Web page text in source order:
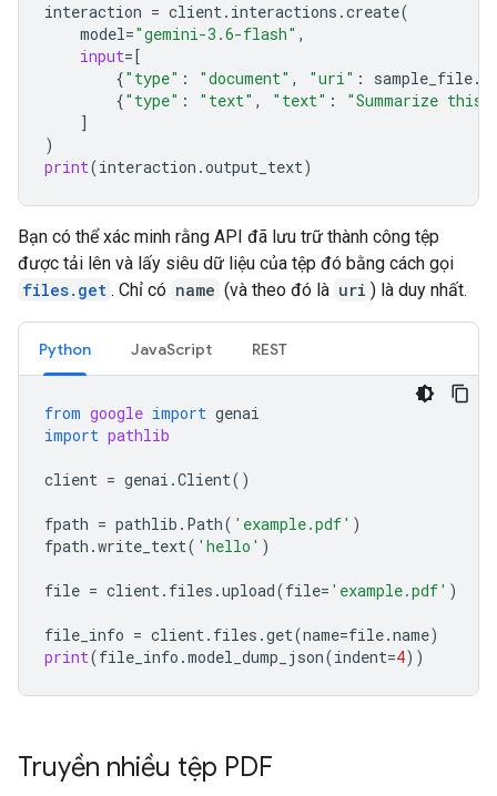
interaction = client. interactions .create(
model="gemini-3.6-flash" ,
input=[
{"type" : "document" , "uri" : sample_file.
{"type" : "text" , "text" :
"Summarize this
]
)
print(interaction .output_text)
Bạn có thể xác minh rằng API đã lưu trữ thành công tệp
được tải lên và lấy siêu dữ liệu của tệp đó bằng cách gọi
files.get . Chỉ có name (và theo đó là uri ) là duy nhất.
Python JavaScript REST
from google import genai
import pathlib
client = genai .Client()
fpath = pathlib . Path( 'example.pdf' )
fpath .write_text( 'hello' )
file = client. files .upload(file= 'example.pdf' )
file_info = client. files .get(name=file.name)
print(file_info .model_dump_json(indent=4))
Truyền nhiều tệp PDF